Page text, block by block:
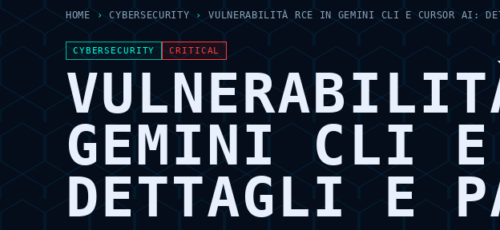
HOME › CYBERSECURITY › VULNERABILITÀ RCE IN GEMINI CLI E CURSOR AI:
CYBERSECURITY CRITICAL
GEMINI CLI
DETTAGLI E